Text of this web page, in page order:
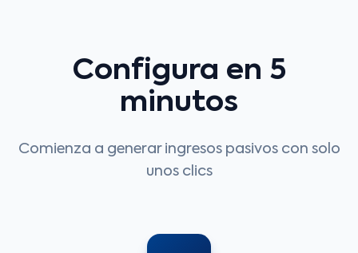
Configura en 5
minutos
Comienza a generar ingresos pasivos con solo
unos clics